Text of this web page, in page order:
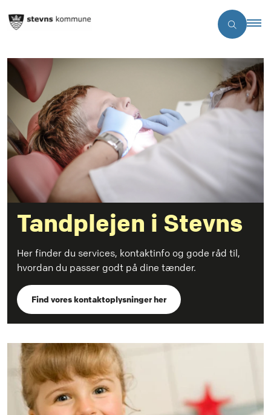
Tandplejen i Stevns
Her finder du services, kontaktinfo og gode råd til,
hvordan du passer godt på dine tænder.
Find vores kontaktoplysninger her